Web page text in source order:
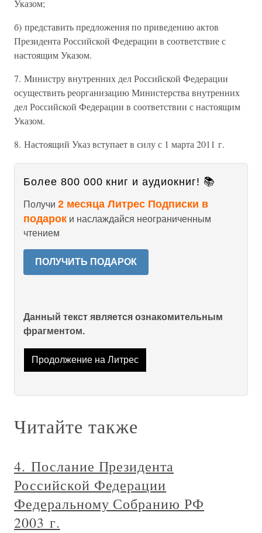
Указом;
б) представить предложения по приведению актов
Президента Российской Федерации в соответствие с
настоящим Указом.
7. Министру внутренних дел Российской Федерации
осуществить реорганизацию Министерства внутренних
дел Российской Федерации в соответствии с настоящим
Указом.
8. Настоящий Указ вступает в силу с 1 марта 2011 г.
Более 800 000 книг и аудиокниг! 📚
Получи 2 месяца Литрес Подписки в
подарок и наслаждайся неограниченным
чтением
ПОЛУЧИТЬ ПОДАРОК
Данный текст является ознакомительным
фрагментом.
Продолжение на Литрес
Читайте также
4. Послание Президента
Российской Федерации
Федеральному Собранию РФ
2003 г.